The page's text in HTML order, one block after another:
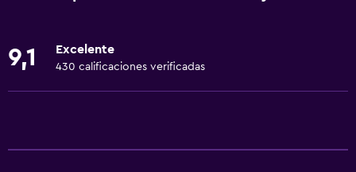
Toallas
9,1 Excelente
430 calificaciones verificadas